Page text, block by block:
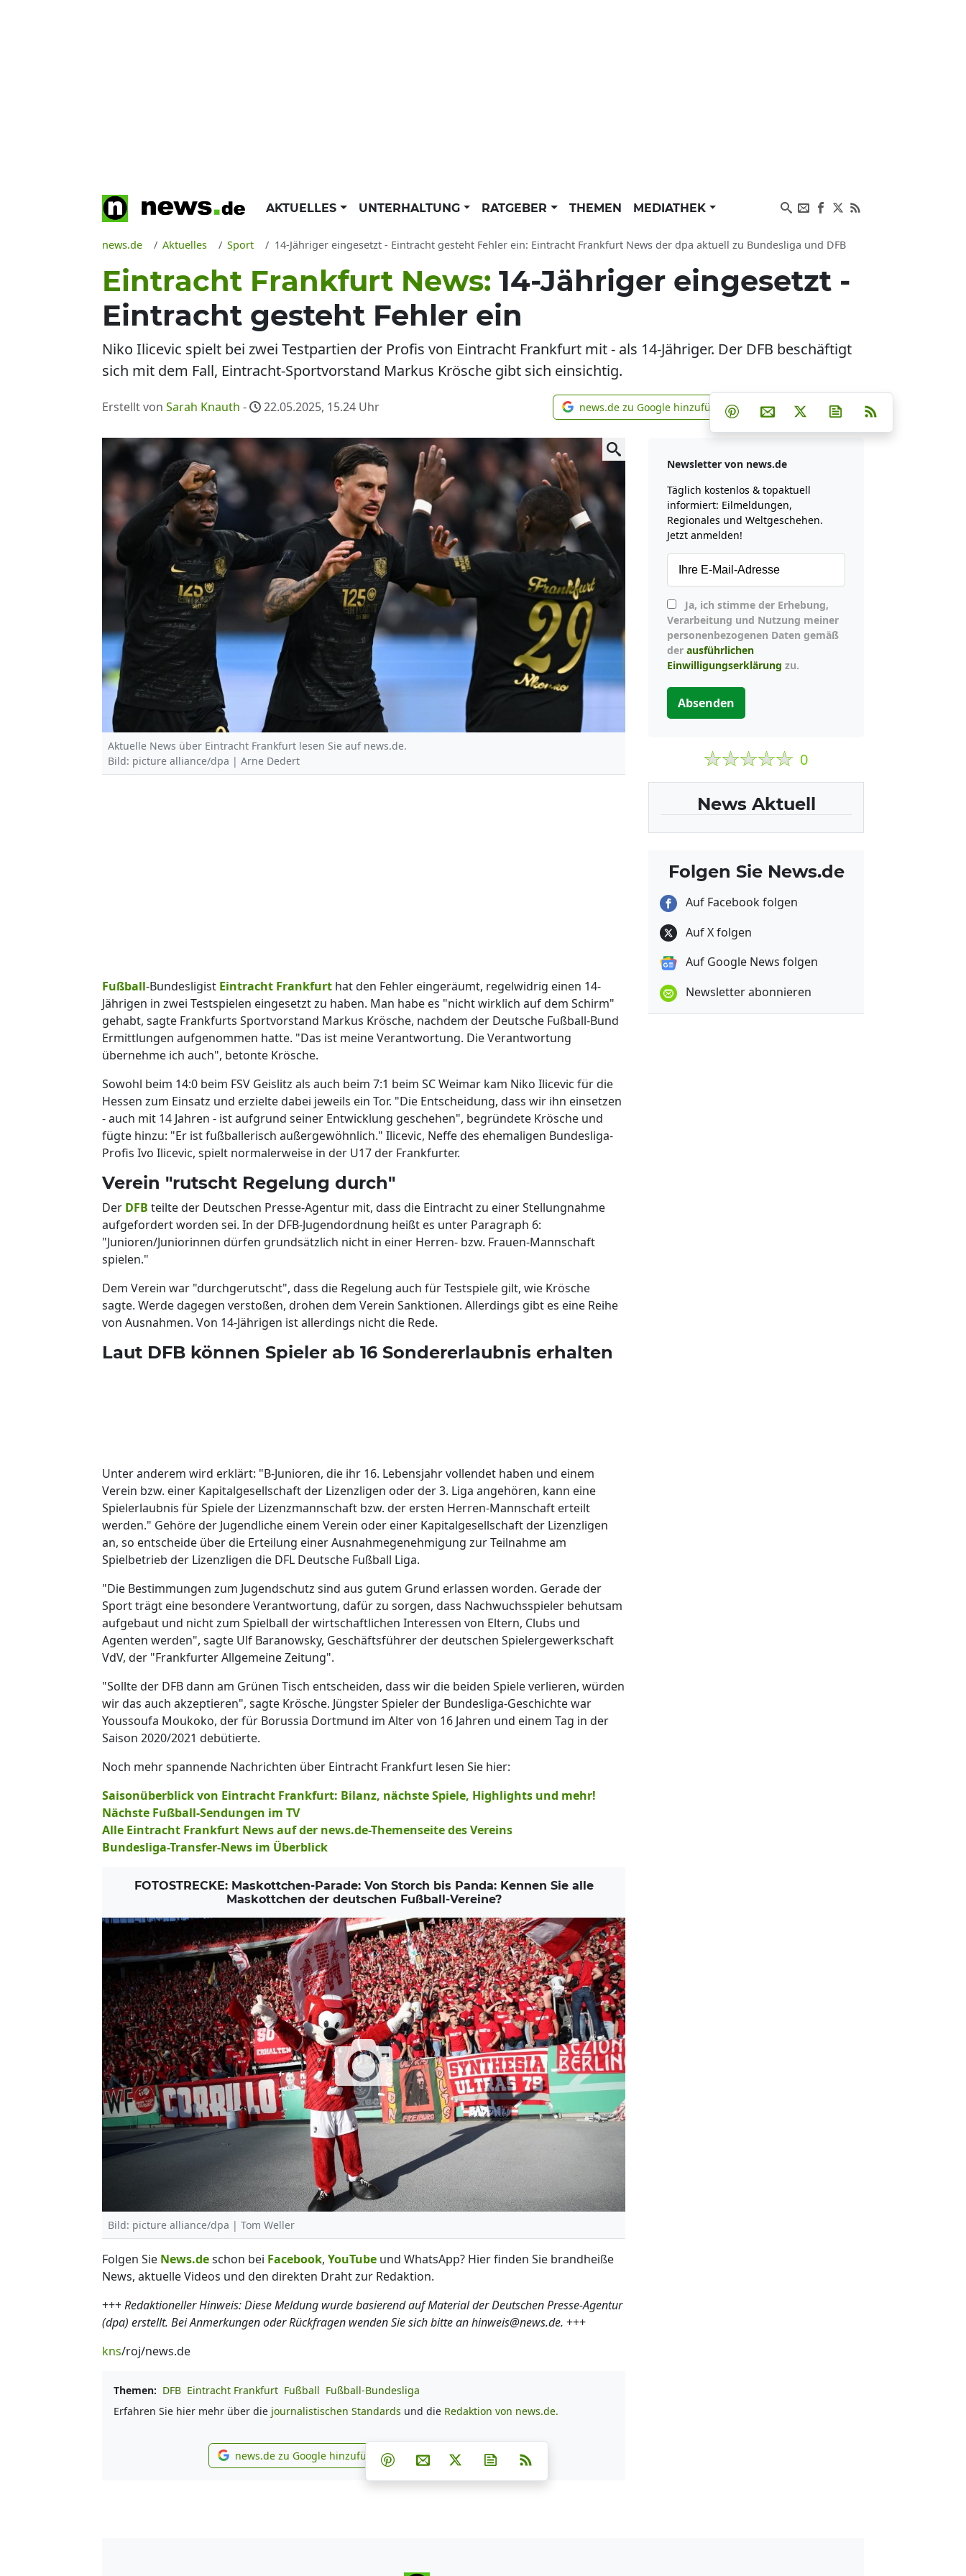
AKTUELLES UNTERHALTUNG RATGEBER THEMEN MEDIATHEK
news.de Aktuelles Sport 14-Jähriger eingesetzt - Eintracht gesteht Fehler ein: Eintracht Frankfurt News der dpa aktuell zu Bundesliga und DFB
Eintracht Frankfurt News: 14-Jähriger eingesetzt -
Eintracht gesteht Fehler ein
Niko Ilicevic spielt bei zwei Testpartien der Profis von Eintracht Frankfurt mit - als 14-Jähriger. Der DFB beschäftigt
sich mit dem Fall, Eintracht-Sportvorstand Markus Krösche gibt sich einsichtig.
Erstellt von Sarah Knauth - 22.05.2025, 15.24 Uhr news.de zu Google hinzufügen
news.de zu Google hinzufügen Teilen auf Facebook
Teilen auf Whatsapp
Teilen auf Telegram
Teilen auf Pinterest
Per E-Mail teilen
Post auf XNewsletter
Aktuelle News über Eintracht Frankfurt lesen Sie auf news.de.
Bild: picture alliance/dpa | Arne Dedert
Fußball-Bundesligist Eintracht Frankfurt hat den Fehler eingeräumt, regelwidrig einen 14-
Jährigen in zwei Testspielen eingesetzt zu haben. Man habe es "nicht wirklich auf dem Schirm"
gehabt, sagte Frankfurts Sportvorstand Markus Krösche, nachdem der Deutsche Fußball-Bund
Ermittlungen aufgenommen hatte. "Das ist meine Verantwortung. Die Verantwortung
übernehme ich auch", betonte Krösche.
Sowohl beim 14:0 beim FSV Geislitz als auch beim 7:1 beim SC Weimar kam Niko Ilicevic für die
Hessen zum Einsatz und erzielte dabei jeweils ein Tor. "Die Entscheidung, dass wir ihn einsetzen
- auch mit 14 Jahren - ist aufgrund seiner Entwicklung geschehen", begründete Krösche und
fügte hinzu: "Er ist fußballerisch außergewöhnlich." Ilicevic, Neffe des ehemaligen Bundesliga-
Profis Ivo Ilicevic, spielt normalerweise in der U17 der Frankfurter.
Verein "rutscht Regelung durch"
Der DFB teilte der Deutschen Presse-Agentur mit, dass die Eintracht zu einer Stellungnahme
aufgefordert worden sei. In der DFB-Jugendordnung heißt es unter Paragraph 6:
"Junioren/Juniorinnen dürfen grundsätzlich nicht in einer Herren- bzw. Frauen-Mannschaft
spielen."
Dem Verein war "durchgerutscht", dass die Regelung auch für Testspiele gilt, wie Krösche
sagte. Werde dagegen verstoßen, drohen dem Verein Sanktionen. Allerdings gibt es eine Reihe
von Ausnahmen. Von 14-Jährigen ist allerdings nicht die Rede.
Laut DFB können Spieler ab 16 Sondererlaubnis erhalten
Unter anderem wird erklärt: "B-Junioren, die ihr 16. Lebensjahr vollendet haben und einem
Verein bzw. einer Kapitalgesellschaft der Lizenzligen oder der 3. Liga angehören, kann eine
Spielerlaubnis für Spiele der Lizenzmannschaft bzw. der ersten Herren-Mannschaft erteilt
werden." Gehöre der Jugendliche einem Verein oder einer Kapitalgesellschaft der Lizenzligen
an, so entscheide über die Erteilung einer Ausnahmegenehmigung zur Teilnahme am
Spielbetrieb der Lizenzligen die DFL Deutsche Fußball Liga.
"Die Bestimmungen zum Jugendschutz sind aus gutem Grund erlassen worden. Gerade der
Sport trägt eine besondere Verantwortung, dafür zu sorgen, dass Nachwuchsspieler behutsam
aufgebaut und nicht zum Spielball der wirtschaftlichen Interessen von Eltern, Clubs und
Agenten werden", sagte Ulf Baranowsky, Geschäftsführer der deutschen Spielergewerkschaft
VdV, der "Frankfurter Allgemeine Zeitung".
"Sollte der DFB dann am Grünen Tisch entscheiden, dass wir die beiden Spiele verlieren, würden
wir das auch akzeptieren", sagte Krösche. Jüngster Spieler der Bundesliga-Geschichte war
Youssoufa Moukoko, der für Borussia Dortmund im Alter von 16 Jahren und einem Tag in der
Saison 2020/2021 debütierte.
Noch mehr spannende Nachrichten über Eintracht Frankfurt lesen Sie hier:
Saisonüberblick von Eintracht Frankfurt: Bilanz, nächste Spiele, Highlights und mehr!
Nächste Fußball-Sendungen im TV
Alle Eintracht Frankfurt News auf der news.de-Themenseite des Vereins
Bundesliga-Transfer-News im Überblick
FOTOSTRECKE: Maskottchen-Parade: Von Storch bis Panda: Kennen Sie alle
Maskottchen der deutschen Fußball-Vereine?
Bild: picture alliance/dpa | Tom Weller
Folgen Sie News.deschon bei Facebook, YouTube und WhatsApp? Hier finden Sie brandheiße
News, aktuelle Videos und den direkten Draht zur Redaktion.
+++Redaktioneller Hinweis: Diese Meldung wurde basierend auf Material der Deutschen Presse-Agentur
(dpa) erstellt. Bei Anmerkungen oder Rückfragen wenden Sie sich bitte an hinweis@news.de. +++
kns/roj/news.de
Themen: DFB Eintracht Frankfurt Fußball Fußball-Bundesliga
Erfahren Sie hier mehr über die journalistischen Standards und die Redaktion von news.de.
news.de zu Google hinzufügen
news.de zu Google hinzufügen Teilen auf Facebook
Teilen auf Whatsapp
Teilen auf Telegram
Teilen auf Pinterest
Per E-Mail teilen
Post auf XNewsletter abonnieren
Newsletter von news.de
Täglich kostenlos & topaktuell
informiert: Eilmeldungen,
Regionales und Weltgeschehen.
Jetzt anmelden!
Verarbeitung und Nutzung meiner
personenbezogenen Daten gemäß
der ausführlichen
Einwilligungserklärung zu.
Absenden
0
News Aktuell
Folgen Sie News.de
Auf Facebook folgen
Auf X folgen
Auf Google News folgen
Newsletter abonnieren